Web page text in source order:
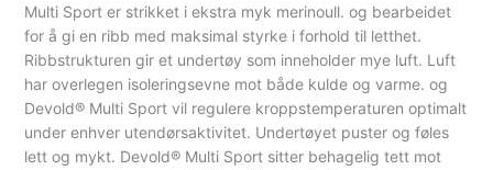
Multi Sport er strikket i ekstra myk merinoull. og bearbeidet
for å gi en ribb med maksimal styrke i forhold til letthet.
Ribbstrukturen gir et undertøy som inneholder mye luft. Luft
har overlegen isoleringsevne mot både kulde og varme. og
Devold® Multi Sport vil regulere kroppstemperaturen optimalt
under enhver utendørsaktivitet. Undertøyet puster og føles
lett og mykt. Devold® Multi Sport sitter behagelig tett mot